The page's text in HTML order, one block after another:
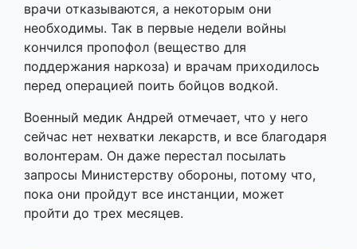
врачи отказываются, а некоторым они
необходимы. Так в первые недели войны
кончился пропофол (вещество для
поддержания наркоза) и врачам приходилось
перед операцией поить бойцов водкой.
Военный медик Андрей отмечает, что у него
сейчас нет нехватки лекарств, и все благодаря
волонтерам. Он даже перестал посылать
запросы Министерству обороны, потому что,
пока они пройдут все инстанции, может
пройти до трех месяцев.